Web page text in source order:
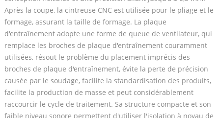
Après la coupe, la cintreuse CNC est utilisée pour le pliage et le
formage, assurant la taille de formage. La plaque
d'entraînement adopte une forme de queue de ventilateur, qui
remplace les broches de plaque d'entraînement couramment
utilisées, résout le problème du placement imprécis des
broches de plaque d'entraînement, évite la perte de précision
causée par le soudage, facilite la standardisation des produits,
facilite la production de masse et peut considérablement
raccourcir le cycle de traitement. Sa structure compacte et son
faible niveau sonore permettent d'utiliser l'isolation à noyau de